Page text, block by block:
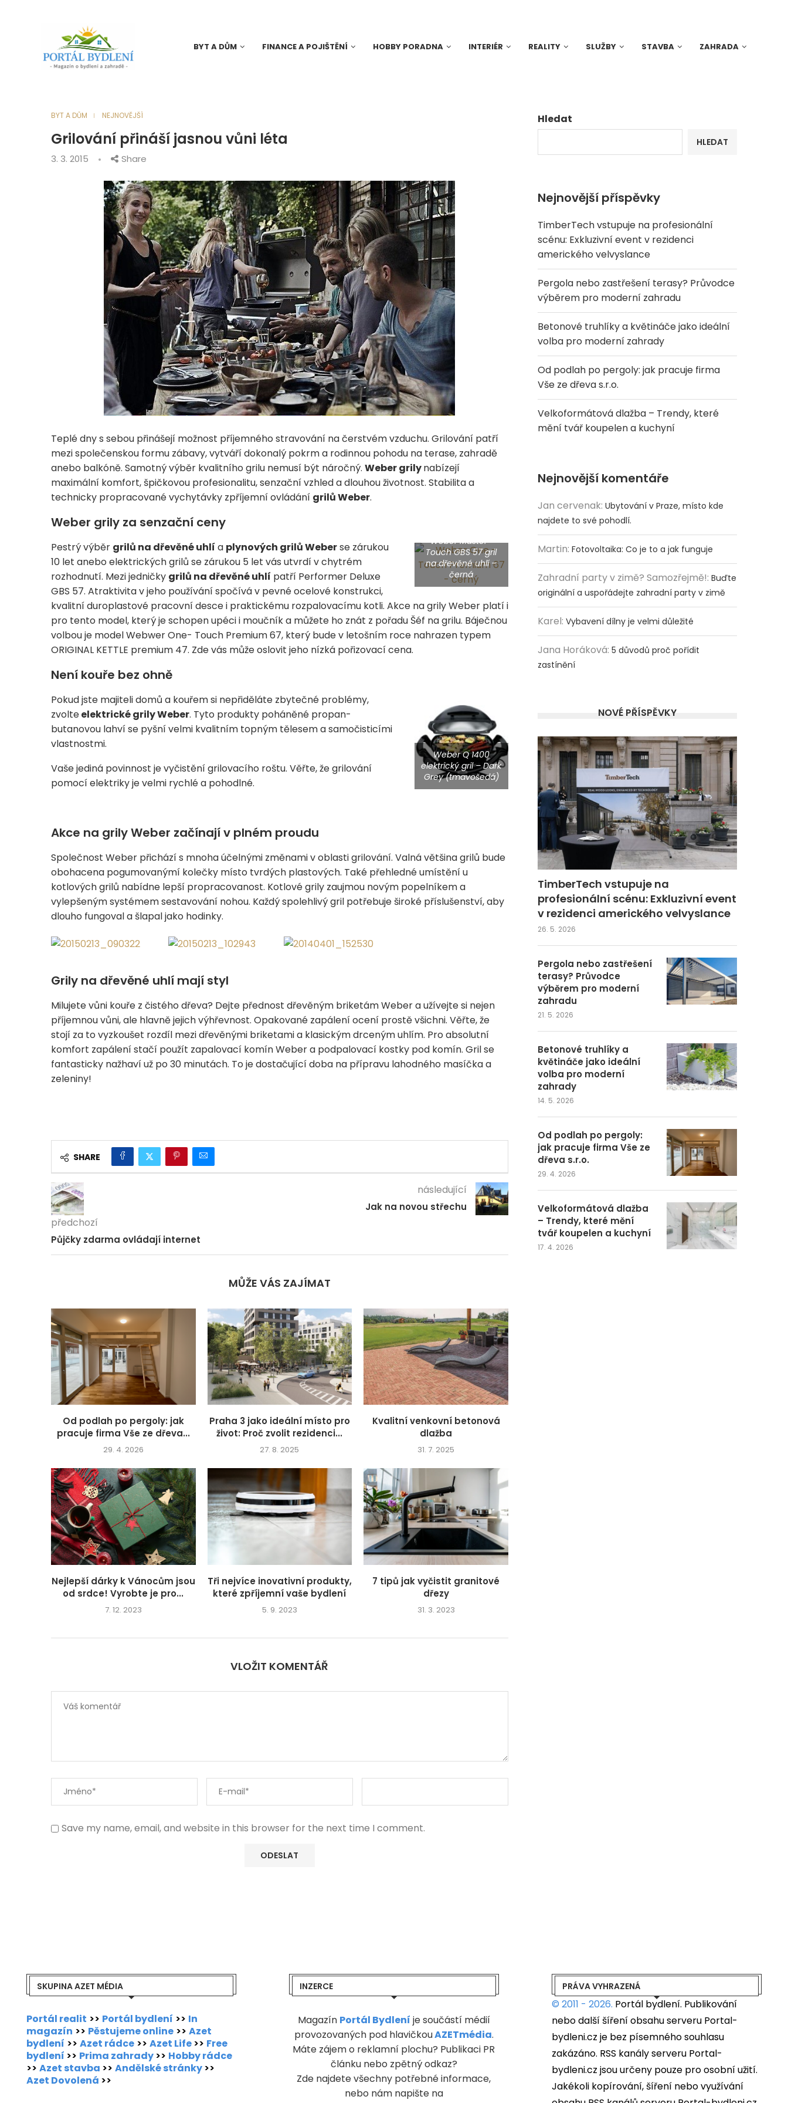
BYT A DŮM FINANCE A POJIŠTĚNÍ HOBBY PORADNA INTERIÉR REALITY SLUŽBY STAVBA ZAHRADA
BYT A DŮM NEJNOVĚJŠÍ
Grilování přináší jasnou vůni léta
3. 3. 2015 Share
Teplé dny s sebou přinášejí možnost příjemného stravování na čerstvém vzduchu. Grilování patří
mezi společenskou formu zábavy, vytváří dokonalý pokrm a rodinnou pohodu na terase, zahradě
anebo balkóně. Samotný výběr kvalitního grilu nemusí být náročný. Weber grilynabízejí
maximální komfort, špičkovou profesionalitu, senzační vzhled a dlouhou životnost. Stabilita a
technicky propracované vychytávky zpříjemní ovládání grilů Weber.
Weber grily za senzační ceny
Weber Master-
Touch GBS 57 gril
na dřevěné uhlí –
černá
Pestrý výběr grilů na dřevěné uhlí a plynových grilů Weberse zárukou
10 let anebo elektrických grilů se zárukou 5 let vás utvrdí v chytrém
rozhodnutí. Mezi jedničky grilů na dřevěné uhlí patří Performer Deluxe
GBS 57. Atraktivita v jeho používání spočívá v pevné ocelové konstrukci,
kvalitní duroplastové pracovní desce i praktickému rozpalovacímu kotli. Akce na grily Weber platí i
pro tento model, který je schopen upéci i moučník a můžete ho znát z pořadu Šéf na grilu. Báječnou
volbou je model Webwer One- Touch Premium 67, který bude v letošním roce nahrazen typem
ORIGINAL KETTLE premium 47. Zde vás může oslovit jeho nízká pořizovací cena.
Není kouře bez ohně
Weber Q 1400
elektrický gril – Dark
Grey (tmavošedá)
Pokud jste majiteli domů a kouřem si nepřiděláte zbytečné problémy,
zvolteelektrické grily Weber. Tyto produkty poháněné propan-
butanovou lahví se pyšní velmi kvalitním topným tělesem a samočisticími
vlastnostmi.
Vaše jediná povinnost je vyčistění grilovacího roštu. Věřte, že grilování
pomocí elektriky je velmi rychlé a pohodlné.
Akce na grily Weber začínají v plném proudu
Společnost Weber přichází s mnoha účelnými změnami v oblasti grilování. Valná většina grilů bude
obohacena pogumovanýmí kolečky místo tvrdých plastových. Také přehledné umístění u
kotlových grilů nabídne lepší propracovanost. Kotlové grily zaujmou novým popelníkem a
vylepšeným systémem sestavování nohou. Každý spolehlivý gril potřebuje široké příslušenství, aby
dlouho fungoval a šlapal jako hodinky.
Grily na dřevěné uhlí mají styl
Milujete vůni kouře z čistého dřeva? Dejte přednost dřevěným briketám Weber a užívejte si nejen
příjemnou vůni, ale hlavně jejich výhřevnost. Opakované zapálení ocení prostě všichni. Věřte, že
stojí za to vyzkoušet rozdíl mezi dřevěnými briketami a klasickým drceným uhlím. Pro absolutní
komfort zapálení stačí použít zapalovací komín Weber a podpalovací kostky pod komín. Gril se
fantasticky nažhaví už po 30 minutách. To je dostačující doba na přípravu lahodného masíčka a
zeleniny!
SHARE
předchozí
Půjčky zdarma ovládají internet
následující
Jak na novou střechu
MŮŽE VÁS ZAJÍMAT
Od podlah po pergoly: jak
pracuje firma Vše ze dřeva...
29. 4. 2026
Praha 3 jako ideální místo pro
život: Proč zvolit rezidenci...
27. 8. 2025
Kvalitní venkovní betonová
dlažba
31. 7. 2025
Nejlepší dárky k Vánocům jsou
od srdce! Vyrobte je pro...
7. 12. 2023
Tři nejvíce inovativní produkty,
které zpříjemní vaše bydlení
5. 9. 2023
7 tipů jak vyčistit granitové
dřezy
31. 3. 2023
VLOŽIT KOMENTÁŘ
Save my name, email, and website in this browser for the next time I comment.
Hledat
HLEDAT
Nejnovější příspěvky
TimberTech vstupuje na profesionální
scénu: Exkluzivní event v rezidenci
amerického velvyslance
Pergola nebo zastřešení terasy? Průvodce
výběrem pro moderní zahradu
Betonové truhlíky a květináče jako ideální
volba pro moderní zahrady
Od podlah po pergoly: jak pracuje firma
Vše ze dřeva s.r.o.
Velkoformátová dlažba – Trendy, které
mění tvář koupelen a kuchyní
Nejnovější komentáře
Jan cervenak: Ubytování v Praze, místo kde
najdete to své pohodlí.
Martin: Fotovoltaika: Co je to a jak funguje
Zahradní party v zimě? Samozřejmě!: Buďte
originální a uspořádejte zahradní party v zimě
Karel: Vybavení dílny je velmi důležité
Jana Horáková: 5 důvodů proč pořídit
zastínění
NOVÉ PŘÍSPĚVKY
TimberTech vstupuje na
profesionální scénu: Exkluzivní event
v rezidenci amerického velvyslance
26. 5. 2026
Pergola nebo zastřešení
terasy? Průvodce
výběrem pro moderní
zahradu
21. 5. 2026
Betonové truhlíky a
květináče jako ideální
volba pro moderní
zahrady
14. 5. 2026
Od podlah po pergoly:
jak pracuje firma Vše ze
dřeva s.r.o.
29. 4. 2026
Velkoformátová dlažba
– Trendy, které mění
tvář koupelen a kuchyní
17. 4. 2026
SKUPINA AZET MÉDIA
Portál realit >> Portál bydlení >> In
magazín >> Pěstujeme online >> Azet
bydlení >> Azet rádce >> Azet Life>> Free
bydlení >> Prima zahrady>> Hobby rádce
>> Azet stavba >> Andělské stránky>>
Azet Dovolená >>
INZERCE
Magazín Portál Bydlení je součástí médií
provozovaných pod hlavičkouAZETmédia.
Máte zájem o reklamní plochu? Publikaci PR
článku nebo zpětný odkaz?
Zde najdete všechny potřebné informace,
nebo nám napište na
PRÁVA VYHRAZENÁ
© 2011 - 2026. Portál bydlení. Publikování
nebo další šíření obsahu serveru Portal-
bydleni.cz je bez písemného souhlasu
zakázáno. RSS kanály serveru Portal-
bydleni.cz jsou určeny pouze pro osobní užití.
Jakékoli kopírování, šíření nebo využívání